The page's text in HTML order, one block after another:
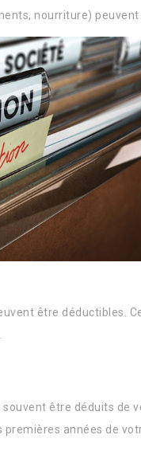
nourriture)
être déductibles.
être déduits de
années de